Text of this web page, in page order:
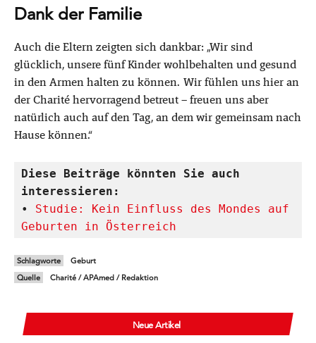
Dank der Familie
Auch die Eltern zeigten sich dankbar: „Wir sind
glücklich, unsere fünf Kinder wohlbehalten und gesund
in den Armen halten zu können. Wir fühlen uns hier an
der Charité hervorragend betreut – freuen uns aber
natürlich auch auf den Tag, an dem wir gemeinsam nach
Hause können.“
Diese Beiträge könnten Sie auch
interessieren:
• Studie: Kein Einfluss des Mondes auf
Geburten in Österreich
Schlagworte
Geburt
Quelle
Charité / APAmed / Redaktion
Neue Artikel